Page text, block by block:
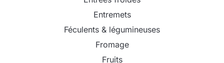
Entremets
Féculents & légumineuses
Fromage
Fruits